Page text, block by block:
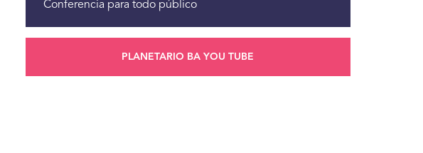
Conferencia para todo público
PLANETARIO BA YOU TUBE